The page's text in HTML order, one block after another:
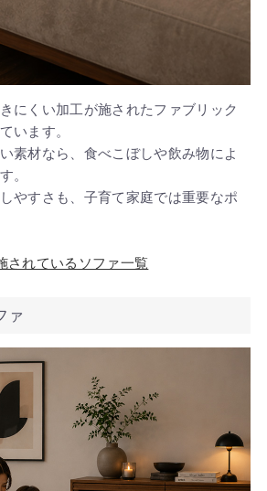
にくい加工が施されたファブリック
います。
素材なら、食べこぼしや飲み物によ
。
やすさも、子育て家庭では重要なポ
されているソファ一覧
ァ